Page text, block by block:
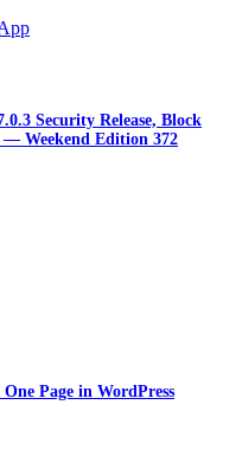
Security Release, Block
Weekend Edition 372
Page in WordPress